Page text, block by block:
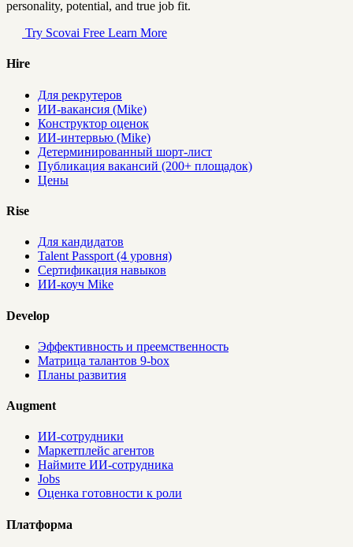
personality, potential, and true job fit.
Try Scovai Free Learn More
Hire
Для рекрутеров
ИИ-вакансия (Mike)
Конструктор оценок
ИИ-интервью (Mike)
Детерминированный шорт-лист
Публикация вакансий (200+ площадок)
Цены
Rise
Для кандидатов
Talent Passport (4 уровня)
Сертификация навыков
ИИ-коуч Mike
Develop
Эффективность и преемственность
Матрица талантов 9-box
Планы развития
Augment
ИИ-сотрудники
Маркетплейс агентов
Наймите ИИ-сотрудника
Jobs
Оценка готовности к роли
Платформа